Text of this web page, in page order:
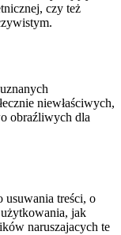
czy też
niewłaściwych,
obraźliwych dla
usuwania treści, o
jak
naruszajacych te